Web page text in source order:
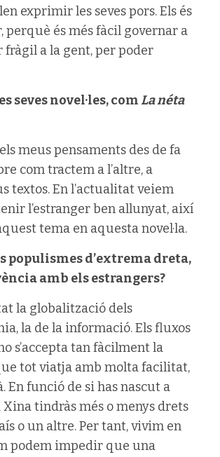
exprimir les seves pors. Els és
és més fàcil governar a
fràgil a la gent, per poder
seves novel·les, comLa néta
meus pensaments des de fa
com tractem a l’altre, a
textos. En l’actualitat veiem
l’estranger ben allunyat, així
tema en aquesta novel·la.
populismes d’extrema dreta,
amb els estrangers?
la globalització dels
la de la informació. Els fluxos
s’accepta tan fàcilment la
tot viatja amb molta facilitat,
En funció de si has nascut a
Xina tindràs més o menys drets
o un altre. Per tant, vivim en
podem impedir que una